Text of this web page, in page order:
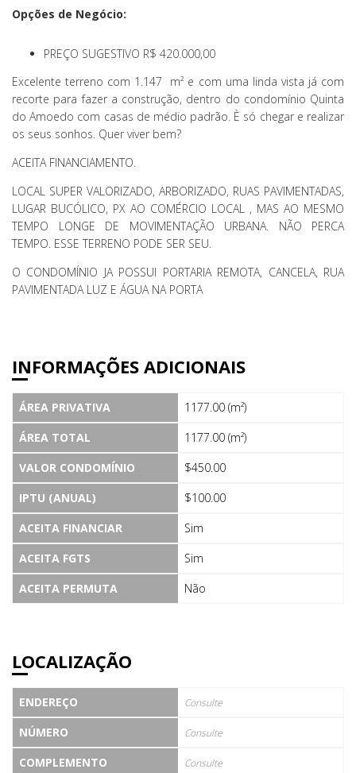
Opções de Negócio:
PREÇO SUGESTIVO R$ 420.000,00
Excelente terreno com 1.147 m² e com uma linda vista já com
recorte para fazer a construção, dentro do condomínio Quinta
do Amoedo com casas de médio padrão. È só chegar e realizar
os seus sonhos. Quer viver bem?
ACEITA FINANCIAMENTO.
LOCAL SUPER VALORIZADO, ARBORIZADO, RUAS PAVIMENTADAS,
LUGAR BUCÓLICO, PX AO COMÉRCIO LOCAL , MAS AO MESMO
TEMPO LONGE DE MOVIMENTAÇÃO URBANA. NÃO PERCA
TEMPO. ESSE TERRENO PODE SER SEU.
O CONDOMÍNIO JA POSSUI PORTARIA REMOTA, CANCELA, RUA
PAVIMENTADA LUZ E ÁGUA NA PORTA
INFORMAÇÕES ADICIONAIS
ÁREA PRIVATIVA
1177.00 (m²)
ÁREA TOTAL
1177.00 (m²)
VALOR CONDOMÍNIO
$450.00
IPTU (ANUAL)
$100.00
ACEITA FINANCIAR
Sim
ACEITA FGTS
Sim
ACEITA PERMUTA
Não
LOCALIZAÇÃO
ENDEREÇO Consulte
NÚMERO Consulte
COMPLEMENTO Consulte